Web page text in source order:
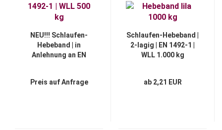
NEU!!! Schlaufen-
Hebeband | in
Anlehnung an EN
Preis auf Anfrage
Schlaufen-Hebeband |
2-lagig | EN 1492-1 |
WLL 1.000 kg
ab 2,21 EUR